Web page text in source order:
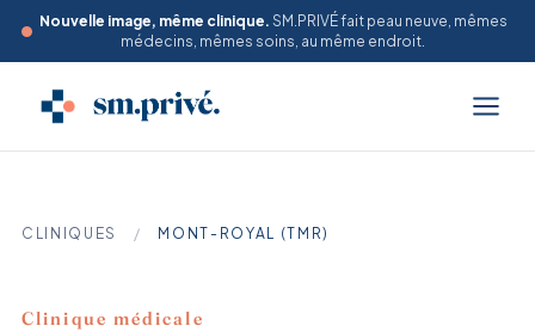
Nouvelle image, même clinique. SM.PRIVÉ fait peau neuve, mêmes
médecins, mêmes soins, au même endroit.
CLINIQUES / MONT-ROYAL (TMR)
Clinique médicale